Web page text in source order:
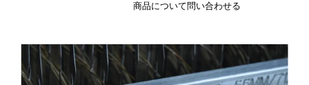
商品について問い合わせる